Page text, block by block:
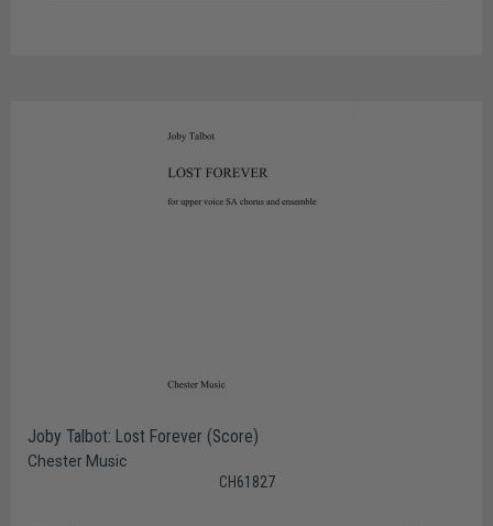
Joby Talbot: Lost Forever (Score)
Chester Music
CH61827